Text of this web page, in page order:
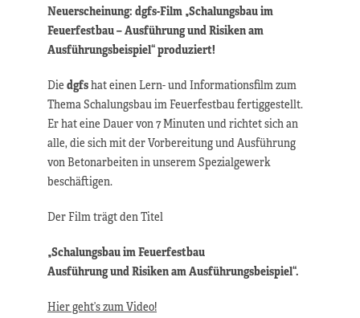
Neuerscheinung: dgfs-Film „Schalungsbau im
Feuerfestbau – Ausführung und Risiken am
Ausführungsbeispiel“ produziert!
Diedgfshat einen Lern- und Informationsfilm zum
Thema Schalungsbau im Feuerfestbau fertiggestellt.
Er hat eine Dauer von 7 Minuten und richtet sich an
alle, die sich mit der Vorbereitung und Ausführung
von Betonarbeiten in unserem Spezialgewerk
beschäftigen.
Der Film trägt den Titel
„Schalungsbau im Feuerfestbau
Ausführung und Risiken am Ausführungsbeispiel“.
Hier geht’s zum Video!